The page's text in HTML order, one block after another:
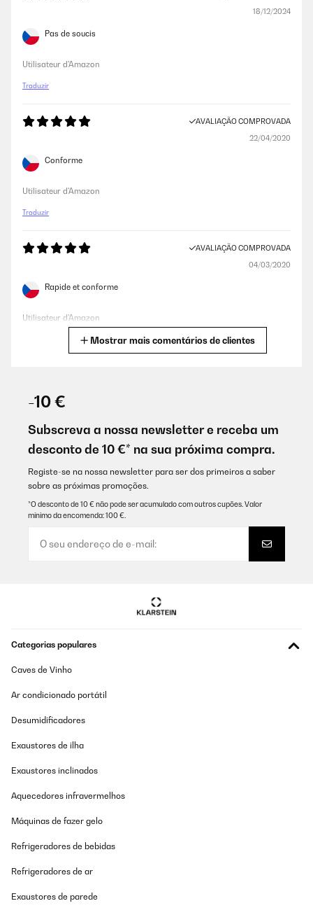
18/12/2024
Pas de soucis
Utilisateur d'Amazon
Traduzir
AVALIAÇÃO COMPROVADA
22/04/2020
Conforme
Utilisateur d'Amazon
Traduzir
AVALIAÇÃO COMPROVADA
04/03/2020
Rapide et conforme
Utilisateur d'Amazon
Utilisateur d'Amazon
AVALIAÇÃO COMPROVADA
Parfait pour la connexion de mon lecteur MP3 sur l' amplificateur
HIFI, excellent son!
06/01/2020
tres bon produit rien a dire et livraison rapide
Utilisateur d'Amazon
Traduzir
Parfait
Utilisateur d'Amazon
Traduzir
Mostrar mais comentários de clientes
-10 €
Subscreva a nossa newsletter e receba um
desconto de 10 €* na sua próxima compra.
Registe-se na nossa newsletter para ser dos primeiros a saber
sobre as próximas promoções.
*O desconto de 10 € não pode ser acumulado com outros cupões. Valor
mínimo da encomenda: 100 €.
Categorias populares
Caves de Vinho
Ar condicionado portátil
Desumidificadores
Exaustores de ilha
Exaustores inclinados
Aquecedores infravermelhos
Máquinas de fazer gelo
Refrigeradores de bebidas
Refrigeradores de ar
Exaustores de parede